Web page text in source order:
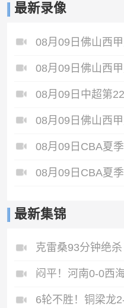
最新录像
最新集锦